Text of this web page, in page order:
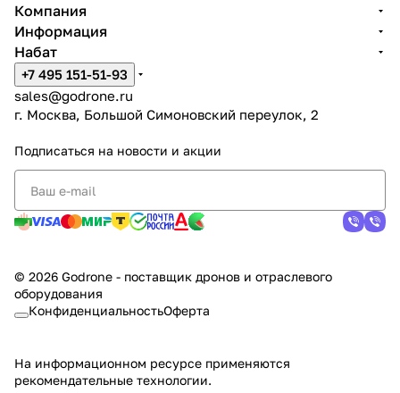
Компания
Информация
Набат
+7 495 151-51-93
sales@godrone.ru
г. Москва, Большой Симоновский переулок, 2
Подписаться на новости и акции
© 2026 Godrone - поставщик дронов и отраслевого
оборудования
КонфиденциальностьОферта
На информационном ресурсе применяются
рекомендательные технологии.